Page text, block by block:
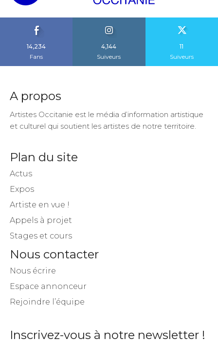
14,234
Fans
4,144
Suiveurs
11
Suiveurs
A propos
Artistes Occitanie est le média d’information artistique
et culturel qui soutient les artistes de notre territoire.
Plan du site
Actus
Expos
Artiste en vue !
Appels à projet
Stages et cours
Nous contacter
Nous écrire
Espace annonceur
Rejoindre l’équipe
Inscrivez-vous à notre newsletter !